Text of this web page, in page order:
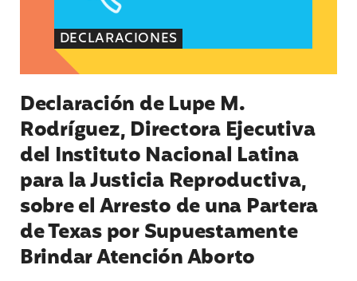
DECLARACIONES
Declaración de Lupe M.
Rodríguez, Directora Ejecutiva
del Instituto Nacional Latina
para la Justicia Reproductiva,
sobre el Arresto de una Partera
de Texas por Supuestamente
Brindar Atención Aborto